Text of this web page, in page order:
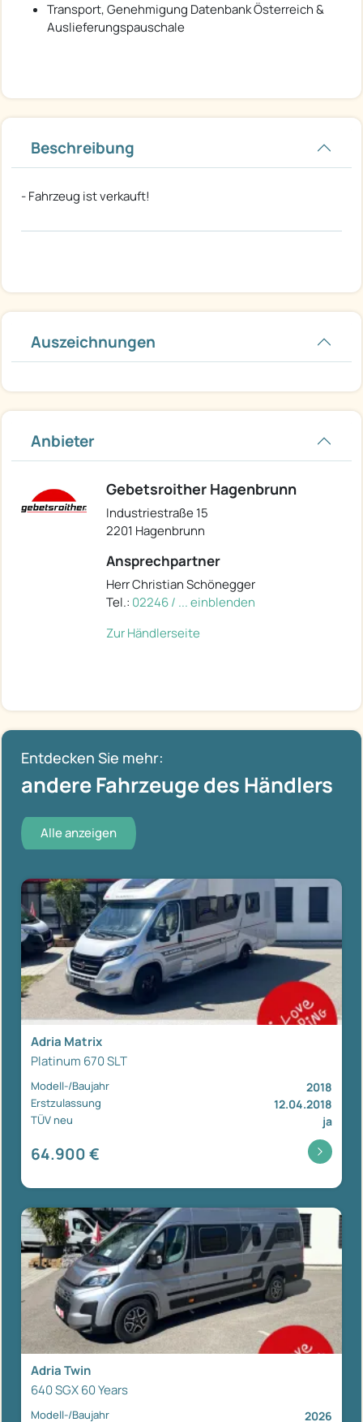
Transport, Genehmigung Datenbank Österreich &
Auslieferungspauschale
Beschreibung
- Fahrzeug ist verkauft!
Auszeichnungen
Anbieter
Gebetsroither Hagenbrunn
Industriestraße 15
2201 Hagenbrunn
Ansprechpartner
Herr Christian Schönegger
Tel.: 02246 / ... einblenden
Zur Händlerseite
Entdecken Sie mehr:
andere Fahrzeuge des Händlers
Alle anzeigen
Adria Matrix
Platinum 670 SLT
Modell-/Baujahr 2018
Erstzulassung 12.04.2018
TÜV neu ja
64.900 €
Adria Twin
640 SGX 60 Years
Modell-/Baujahr 2026